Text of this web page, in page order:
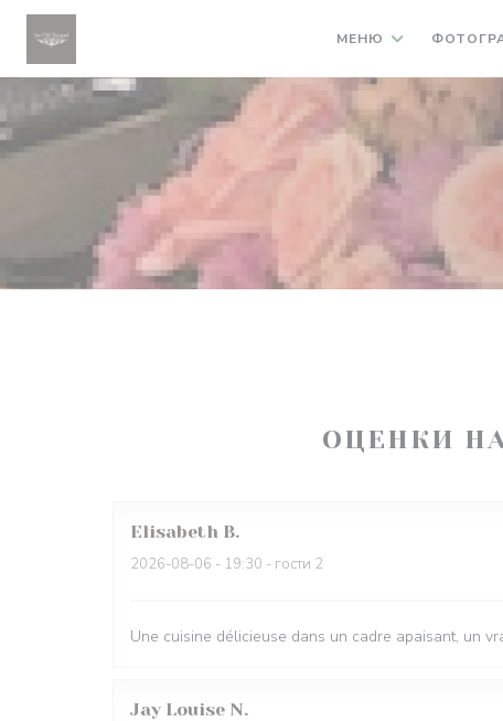
Панель управления cookies
МЕНЮ
ОЦЕНКИ
Elisabeth B
2026-08-06 - 19:30 - гости 2
Une cuisine délicieuse dans un cadre apaisant, un
Jay Louise N